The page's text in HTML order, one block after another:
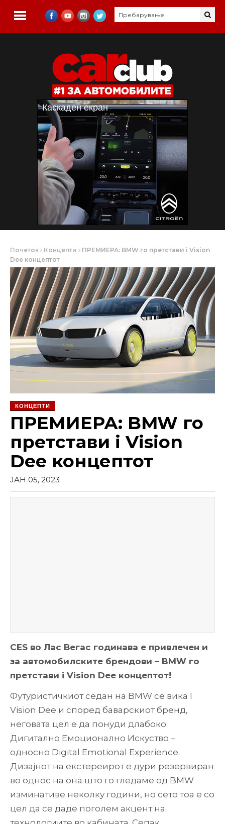
Почеток Концепти
ПРЕМИЕРА: BMW го претстави i Vision
Dee концептот
КОНЦЕПТИ
ПРЕМИЕРА: BMW го
претстави i Vision
Dee концептот
ЈАН 05, 2023
CES во Лас Вегас годинава е привлечен и
за автомобилските брендови – BMW го
претстави i Vision Dee концептот!
Футуристичкиот седан на BMW се вика I
Vision Dee и според баварскиот бренд,
неговата цел е да понуди длабоко
Дигитално Емоционално Искуство –
односно Digital Emotional Experience.
Дизајнот на екстереирот е дури резервиран
во однос на она што го гледаме од BMW
изминативе неколку години, но сето тоа е со
цел да се даде поголем акцент на